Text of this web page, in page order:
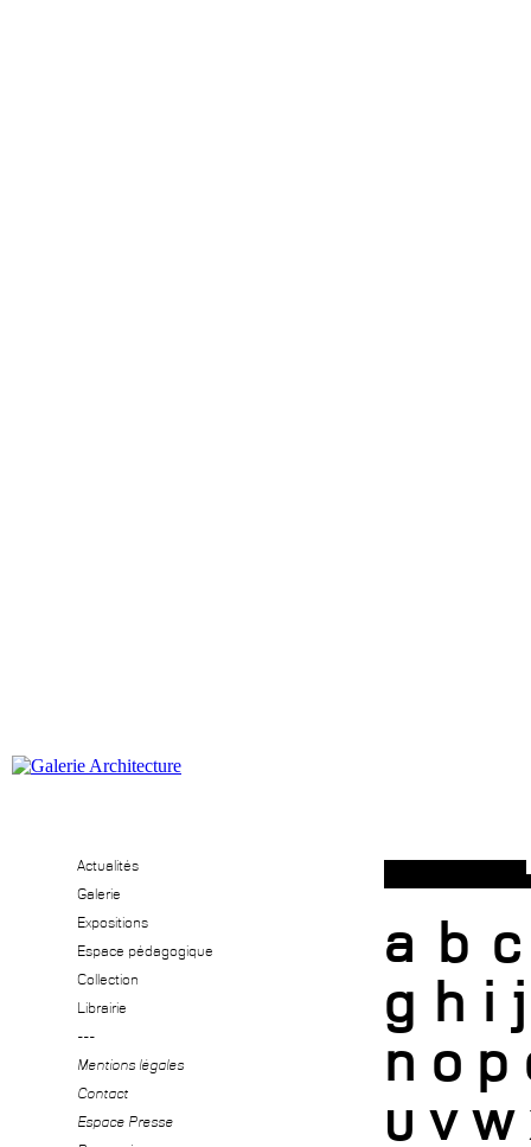
Actualités
Galerie
Expositions
Espace pédagogique
Collection
Librairie
---
Mentions légales
Contact
Espace Presse
a b c
g h i j
n o p
u v w